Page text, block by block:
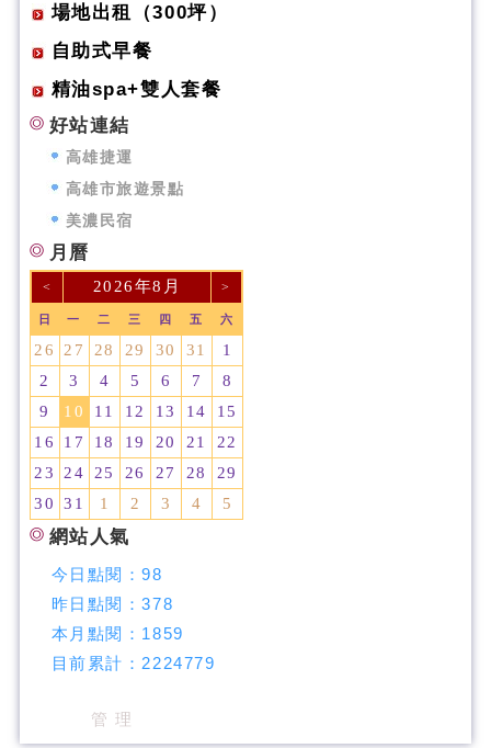
場地出租（300坪）
自助式早餐
精油spa+雙人套餐
好站連結
高雄捷運
高雄市旅遊景點
美濃民宿
月曆
< 2026年8月 >
日 一 二 三 四 五 六
26 27 28 29 30 31
1
2
3 4 5 6 7
8
9
10 11 12 13 14
15
16
17 18 19 20 21
22
23
24 25 26 27 28
29
30
31 1 2 3 4 5
網站人氣
今日點閱：98
昨日點閱：378
本月點閱： 1859
目前累計： 2224779
管 理